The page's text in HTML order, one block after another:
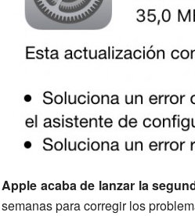
Apple acaba de lanzar la
semanas para corregir los